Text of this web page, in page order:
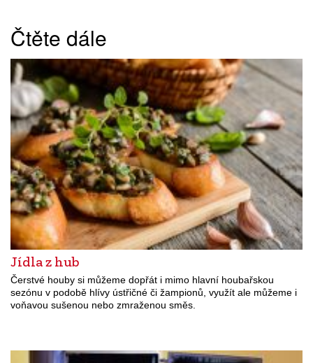
Čtěte dále
Jídla z hub
Čerstvé houby si můžeme dopřát i mimo hlavní houbařskou
sezónu v podobě hlívy ústřičné či žampionů, využít ale můžeme i
voňavou sušenou nebo zmraženou směs.